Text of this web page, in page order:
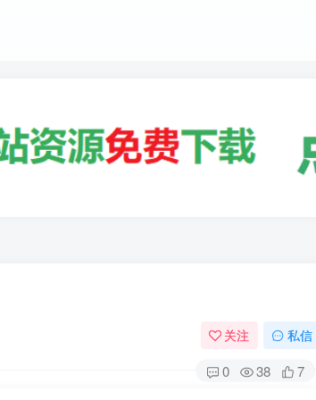
关注 私信
0 38 7